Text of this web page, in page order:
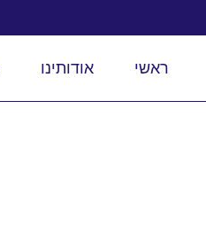
ראשי אודותינו